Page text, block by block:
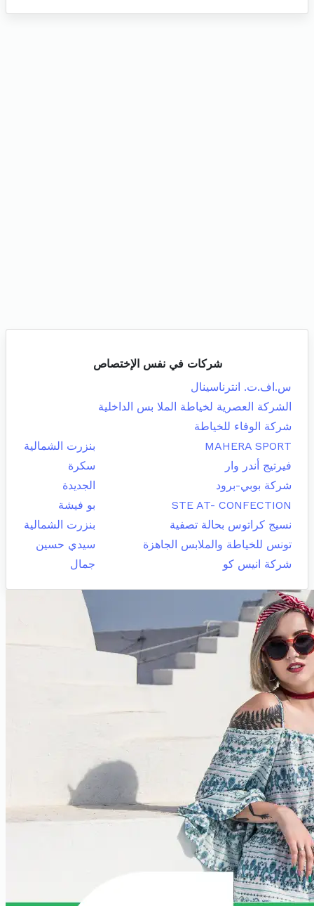
شركات في نفس الإختصاص
س.اف.ت. انترناسينال
الشركة العصرية لخياطة الملا بس الداخلية
شركة الوفاء للخياطة
MAHERA SPORT
بنزرت الشمالية
فيرتيج أندر وار
سكرة
شركة بوبي-برود
الجديدة
STE AT- CONFECTION
بو فيشة
نسيج كراتوس بحالة تصفية
بنزرت الشمالية
تونس للخياطة والملابس الجاهزة
سيدي حسين
شركة انيس كو
جمال